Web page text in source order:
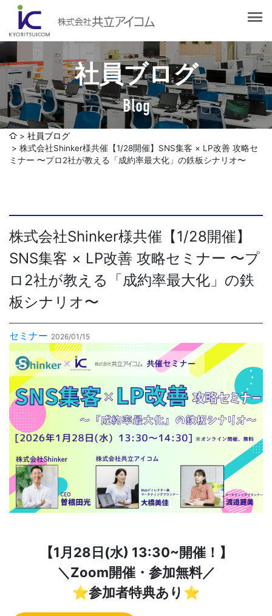
社員ブログ
Blog
会社概要
社長挨拶
企業理念
沿革
認証取得
アクセスマップ
選ばれる理由
サービス紹介
Web制作・ホームページ制作
デザイン作成・印刷サービス
社員ブログ
採用情報
社員ブログ
株式会社Shinker様共催【1/28開催】SNS集客 × LP改善 攻略セ
ミナー 〜プロ2社が教える「成約率最大化」の鉄板シナリオ〜
株式会社Shinker様共催【1/28開催】
SNS集客 × LP改善 攻略セミナー 〜プ
ロ2社が教える「成約率最大化」の鉄
板シナリオ〜
セミナー 2026/01/15
【1月28日(水) 13:30~開催！】
＼Zoom開催・参加無料／
⭐️参加者特典あり⭐️